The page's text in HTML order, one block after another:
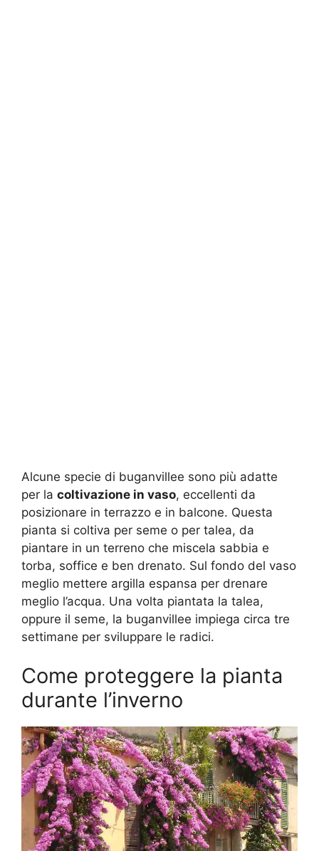
Alcune specie di buganvillee sono più adatte
per la coltivazione in vaso, eccellenti da
posizionare in terrazzo e in balcone. Questa
pianta si coltiva per seme o per talea, da
piantare in un terreno che miscela sabbia e
torba, soffice e ben drenato. Sul fondo del vaso
meglio mettere argilla espansa per drenare
meglio l’acqua. Una volta piantata la talea,
oppure il seme, la buganvillee impiega circa tre
settimane per sviluppare le radici.
Come proteggere la pianta
durante l’inverno